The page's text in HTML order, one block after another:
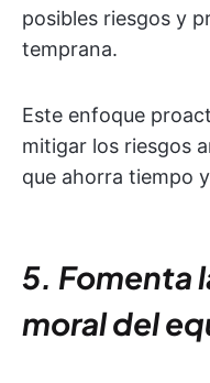
posibles riesgos y
temprana.
Este enfoque
mitigar los riesgos
que ahorra tiempo
5. Fomenta
moral del